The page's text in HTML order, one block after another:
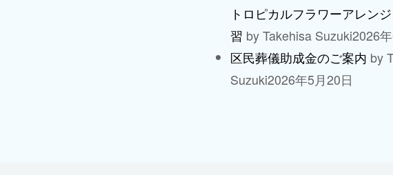
トロピカルフラワーアレン
習 by Takehisa Suzuki2026
区民葬儀助成金のご案内 by
Suzuki2026年5月20日